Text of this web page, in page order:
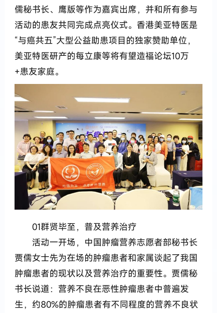
儒秘书长、鹰版等作为嘉宾出席，并和所有参与
活动的患友共同完成点亮仪式。香港美亚特医是
“与癌共五”大型公益助患项目的独家赞助单位，
美亚特医研产的每立康等将有望造福论坛10万
+患友家庭。
01群贤毕至，普及营养治疗
活动一开场，中国肿瘤营养志愿者部秘书长
贾儒女士先为在场的肿瘤患者和家属谈起了我国
肿瘤患者的现状以及营养治疗的重要性。贾儒秘
书长说道：营养不良在恶性肿瘤患者中普遍发
生，约80%的肿瘤患者有不同程度的营养不良状